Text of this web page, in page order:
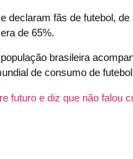
declaram fãs de futebol,
de 65%.
brasileira
de consumo de
futuro e diz que não falou